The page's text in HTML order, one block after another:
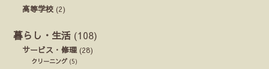
高等学校 (2)
暮らし・生活 (108)
サービス・修理 (28)
クリーニング(5)